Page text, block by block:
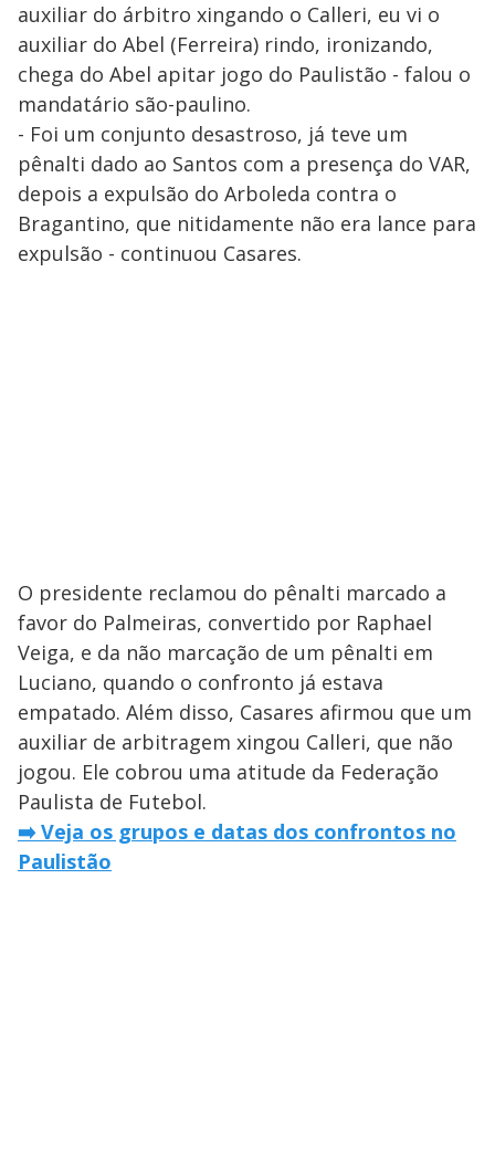
auxiliar do árbitro xingando o Calleri, eu vi o
auxiliar do Abel (Ferreira) rindo, ironizando,
chega do Abel apitar jogo do Paulistão - falou o
mandatário são-paulino.
- Foi um conjunto desastroso, já teve um
pênalti dado ao Santos com a presença do VAR,
depois a expulsão do Arboleda contra o
Bragantino, que nitidamente não era lance para
expulsão - continuou Casares.
O presidente reclamou do pênalti marcado a
favor do Palmeiras, convertido por Raphael
Veiga, e da não marcação de um pênalti em
Luciano, quando o confronto já estava
empatado. Além disso, Casares afirmou que um
auxiliar de arbitragem xingou Calleri, que não
jogou. Ele cobrou uma atitude da Federação
Paulista de Futebol.
➡️ Veja os grupos e datas dos confrontos no
Paulistão